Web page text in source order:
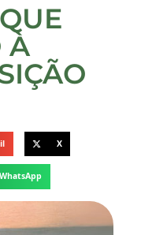
À
X
WhatsApp